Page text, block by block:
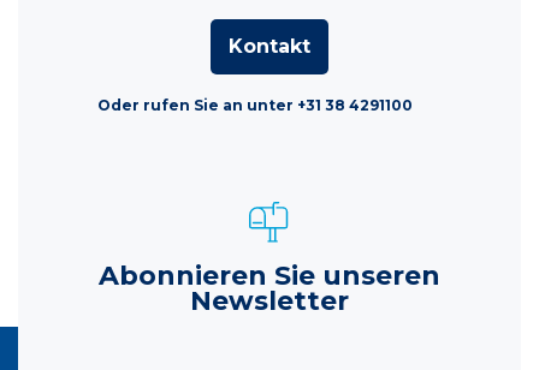
Kontakt
Oder rufen Sie an unter +31 38 4291100
Abonnieren Sie unseren
Newsletter